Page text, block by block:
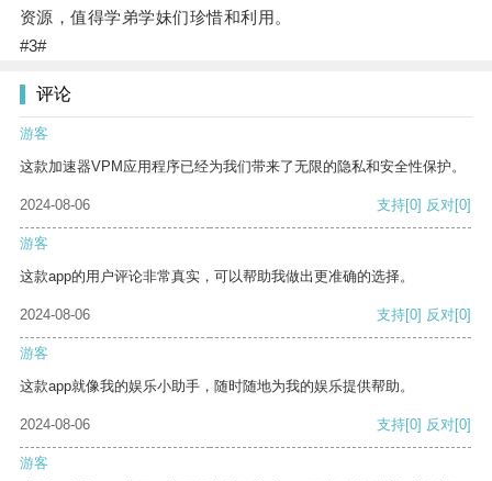
资源，值得学弟学妹们珍惜和利用。
#3#
评论
游客
这款加速器VPM应用程序已经为我们带来了无限的隐私和安全性保护。
2024-08-06 支持[0] 反对[0]
游客
这款app的用户评论非常真实，可以帮助我做出更准确的选择。
2024-08-06 支持[0] 反对[0]
游客
这款app就像我的娱乐小助手，随时随地为我的娱乐提供帮助。
2024-08-06 支持[0] 反对[0]
游客